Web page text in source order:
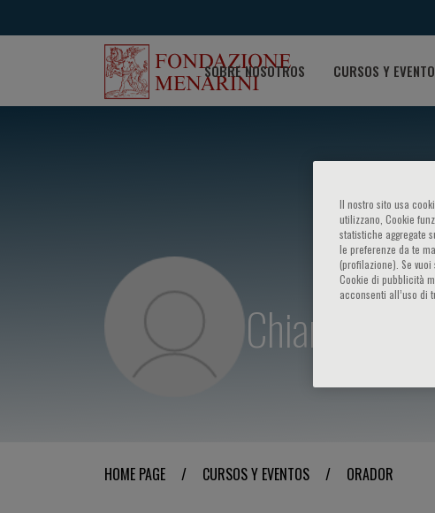
SOBRE NOSOTROS CURSOS Y
Chiara Calore
HOME PAGE / CURSOS Y EVENTOS / ORADOR
Il nostro sito usa
utilizzano, Cookie
statistiche aggregate
le preferenze da te
(profilazione). Se
Cookie di pubblicità
acconsenti all’uso di